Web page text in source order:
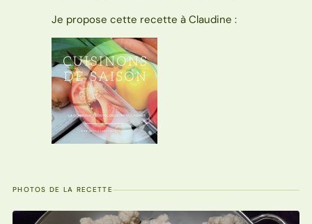
Je propose cette recette à Claudine :
PHOTOS DE LA RECETTE